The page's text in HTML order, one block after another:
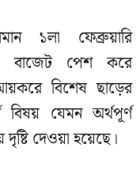
১লা ফেব্রুয়ারি
বাজেট পেশ করে
বিশেষ ছাড়ের
যেমন অর্থপূর্ণ
দৃষ্টি দেওয়া হয়েছে।